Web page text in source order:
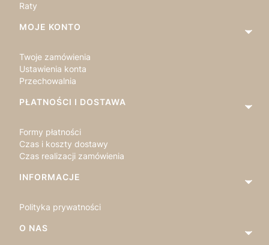
Raty
MOJE KONTO
Twoje zamówienia
Ustawienia konta
Przechowalnia
PŁATNOŚCI I DOSTAWA
Formy płatności
Czas i koszty dostawy
Czas realizacji zamówienia
INFORMACJE
Polityka prywatności
O NAS